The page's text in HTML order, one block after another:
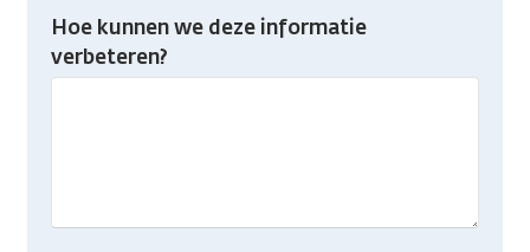
Heb
gevonden
Hoe kunnen we deze informatie
verbeteren?